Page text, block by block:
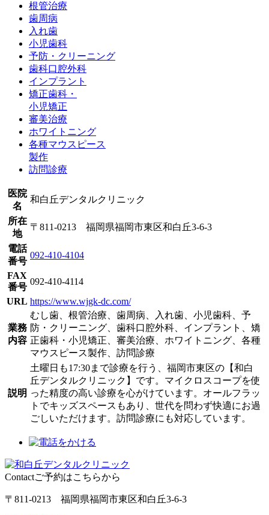
根管治療
歯周病
入れ歯
小児歯科
予防・クリーニング
歯科口腔外科
インプラント
矯正歯科・
小児矯正
審美治療
ホワイトニング
各種マウスピース
製作
訪問診療
医院
名
和白丘デンタルクリニック
所在
地
〒811-0213 福岡県福岡市東区和白丘3-6-3
電話
番号
092-410-4104
FAX
番号
092-410-4114
URL https://www.wjgk-dc.com/
業務
内容
むし歯、根管治療、歯周病、入れ歯、小児歯科、予
防・クリーニング、歯科口腔外科、インプラント、矯
正歯科・小児矯正、審美治療、ホワイトニング、各種
マウスピース製作、訪問診療
説明
土曜日も17:30まで診療を行う、福岡市東区の【和白
丘デンタルクリニック】です。マイクロスコープを使
った精度の高い診療を心がけています。オールフラッ
トでキッズスペースもあり、世代を問わず快適にお過
ごしいただけます。訪問診療にも対応しています。
Contactご予約はこちらから
〒811-0213 福岡県福岡市東区和白丘3-6-3